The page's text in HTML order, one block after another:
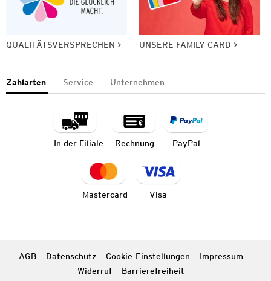
QUALITÄTSVERSPRECHEN UNSERE FAMILY CARD
Zahlarten Service Unternehmen
In der Filiale Rechnung PayPal
Mastercard Visa
AGB Datenschutz Cookie-Einstellungen
Impressum
Widerruf
Barrierefreiheit